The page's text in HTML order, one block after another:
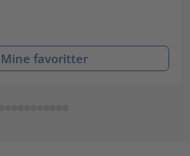
Mine favoritter